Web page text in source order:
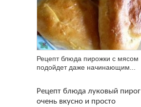
Рецепт блюда пирожки с мясом
подойдет даже начинающим...
Рецепт блюда луковый пирог
очень вкусно и просто